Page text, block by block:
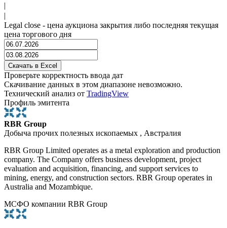
|
|
Legal close - цена аукциона закрытия либо последняя текущая
цена торгового дня
Проверьте корректность ввода дат
Скачивание данных в этом диапазоне невозможно.
Технический анализ от TradingView
Профиль эмитента
RBR Group
Добыча прочих полезных ископаемых , Австралия
RBR Group Limited operates as a metal exploration and production
company. The Company offers business development, project
evaluation and acquisition, financing, and support services to
mining, energy, and construction sectors. RBR Group operates in
Australia and Mozambique.
МСФО компании RBR Group